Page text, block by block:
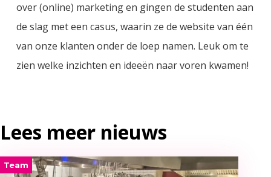
over (online) marketing en gingen de studenten aan
de slag met een casus, waarin ze de website van één
van onze klanten onder de loep namen. Leuk om te
zien welke inzichten en ideeën naar voren kwamen!
Lees meer nieuws
Team